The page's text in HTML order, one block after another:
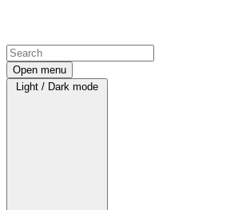
Open menu
Light / Dark mode